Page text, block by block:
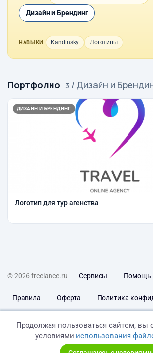
Дизайн и Брендинг
НАВЫКИ Kandinsky Логотипы
Портфолио · 3 / Дизайн и
ДИЗАЙН И БРЕНДИНГ
Логотип для тур агенства
© 2026 freelance.ru Сервисы Помощь
Правила Оферта Политика
Продолжая пользоваться сайтом, вы
условиями использования